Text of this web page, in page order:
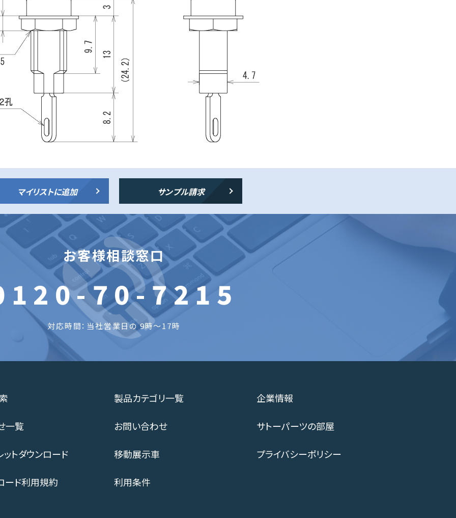
マイリストに追加 サンプル請求
お客様相談窓口
70-7215
対応時間：当社営業日の 9時～17時
製品カテゴリ一覧 企業情報
一覧 お問い合わせ サトーパーツの部屋
ットダウンロード 移動展示車 プライバシーポリシー
ード利用規約 利用条件